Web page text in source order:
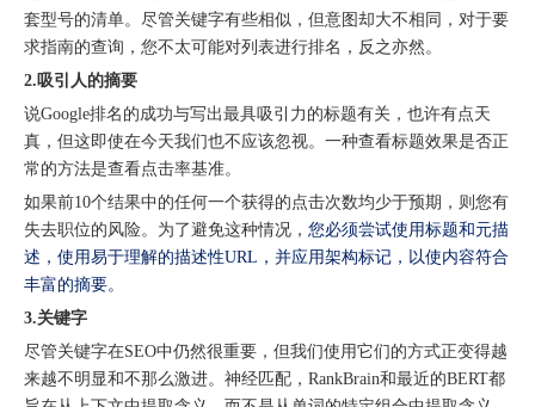
套型号的清单。尽管关键字有些相似，但意图却大不相同，对于要
求指南的查询，您不太可能对列表进行排名，反之亦然。
2.吸引人的摘要
说Google排名的成功与写出最具吸引力的标题有关，也许有点天
真，但这即使在今天我们也不应该忽视。一种查看标题效果是否正
常的方法是查看点击率基准。
如果前10个结果中的任何一个获得的点击次数均少于预期，则您有
失去职位的风险。为了避免这种情况， 您必须尝试使用标题和元描
述，使用易于理解的描述性URL，并应用架构标记，以使内容符合
丰富的摘要。
3.关键字
尽管关键字在SEO中仍然很重要，但我们使用它们的方式正变得越
来越不明显和不那么激进。神经匹配，RankBrain和最近的BERT都